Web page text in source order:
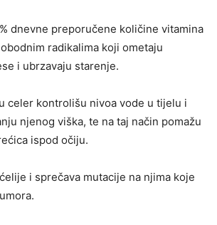
dnevne preporučene količine vitamina
radikalima koji ometaju
i ubrzavaju starenje.
celer kontrolišu nivoa vode u tijelu i
njenog viška, te na taj način pomažu
ispod očiju.
i sprečava mutacije na njima koje